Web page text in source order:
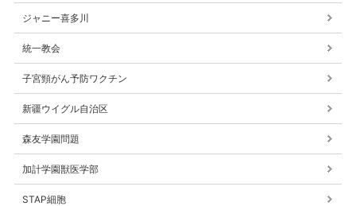
ジャニー喜多川
統一教会
子宮頸がん予防ワクチン
新疆ウイグル自治区
森友学園問題
加計学園獣医学部
STAP細胞